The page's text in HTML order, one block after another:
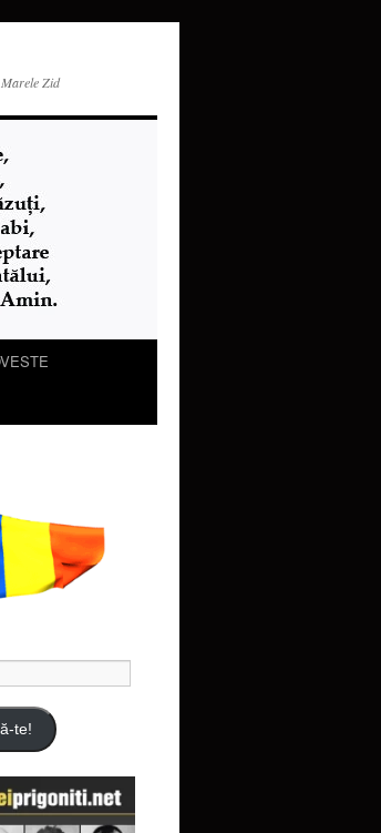
Zid
te!